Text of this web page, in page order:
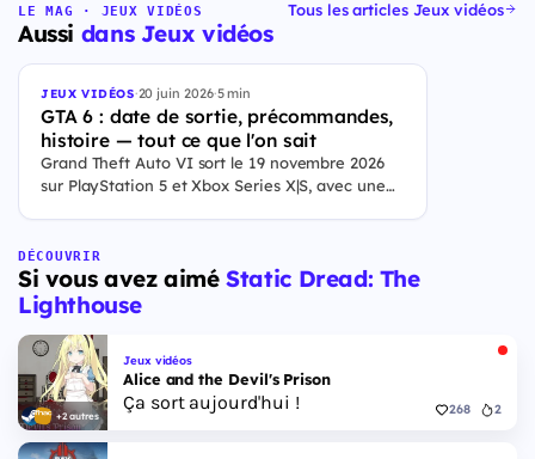
LE MAG · JEUX VIDÉOS
Aussi dans Jeux vidéos
Tous les articles Jeux vidéos
JEUX VIDÉOS·20 juin 2026·5 min
GTA 6 : date de sortie, précommandes,
histoire — tout ce que l'on sait
Grand Theft Auto VI sort le 19 novembre 2026
sur PlayStation 5 et Xbox Series X|S, avec une
Floride, et sa ville Vice City. Il met en scène
pour la première fois un duo de protagonistes
jouables, Jason et Lucia, cette dernière étant la
première héroïne jouable d'un GTA principal.
DÉCOUVRIR
Si vous avez aiméStatic Dread: The
Lighthouse
+2 autres
Jeux vidéos
Alice and the Devil's Prison
Ça sort aujourd'hui ! 268 2